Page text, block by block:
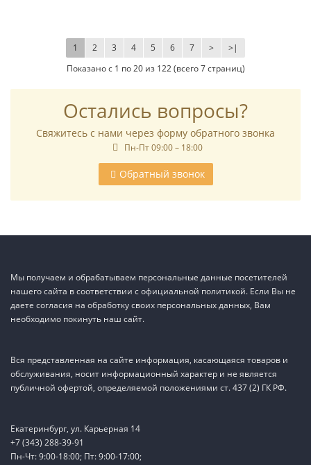
1 2 3 4 5 6 7 > >|
Показано с 1 по 20 из 122 (всего 7 страниц)
Остались вопросы?
Свяжитесь с нами через форму обратного звонка
Пн-Пт 09:00 – 18:00
Обратный звонок
Мы получаем и обрабатываем персональные данные посетителей
нашего сайта в соответствии с официальной политикой. Если Вы не
даете согласия на обработку своих персональных данных, Вам
необходимо покинуть наш сайт.
Вся представленная на сайте информация, касающаяся товаров и
обслуживания, носит информационный характер и не является
публичной офертой, определяемой положениями ст. 437 (2) ГК РФ.
Екатеринбург, ул. Карьерная 14
+7 (343) 288-39-91
Пн-Чт: 9:00-18:00; Пт: 9:00-17:00;